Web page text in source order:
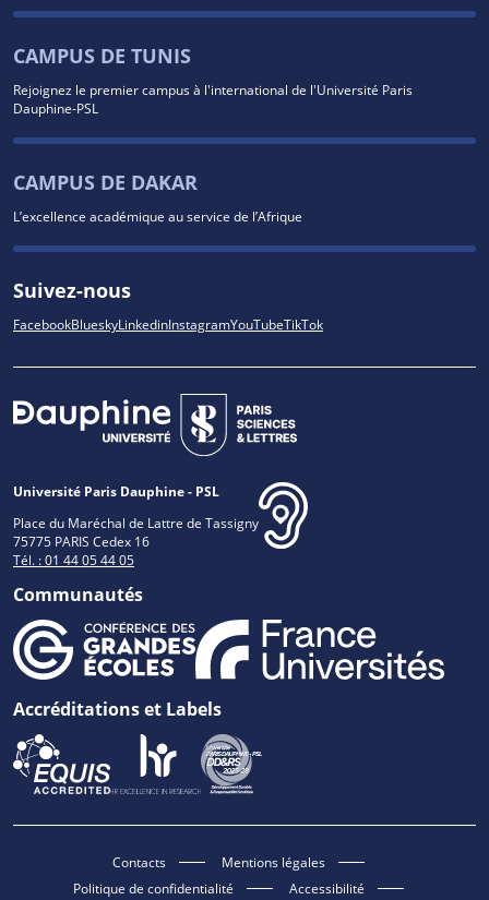
CAMPUS DE TUNIS
Rejoignez le premier campus à l'international de l'Université Paris
Dauphine-PSL
CAMPUS DE DAKAR
L’excellence académique au service de l’Afrique
Suivez-nous
FacebookBlueskyLinkedinInstagramYouTubeTikTok
Université Paris Dauphine - PSL
Place du Maréchal de Lattre de Tassigny
75775 PARIS Cedex 16
Tél. : 01 44 05 44 05
Communautés
Accréditations et Labels
Contacts
Mentions légales
Politique de confidentialité
Accessibilité